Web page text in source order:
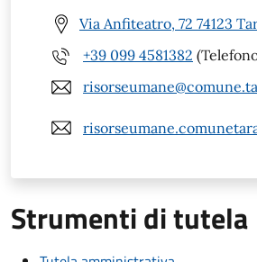
Via Anfiteatro, 72 74123
+39 099 4581382
Strumenti di tutela